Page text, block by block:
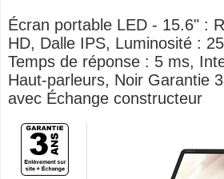
Écran portable LED - 15.6" :
HD, Dalle IPS, Luminosité :
Temps de réponse : 5 ms,
Haut-parleurs, Noir Garantie
avec Échange constructeur